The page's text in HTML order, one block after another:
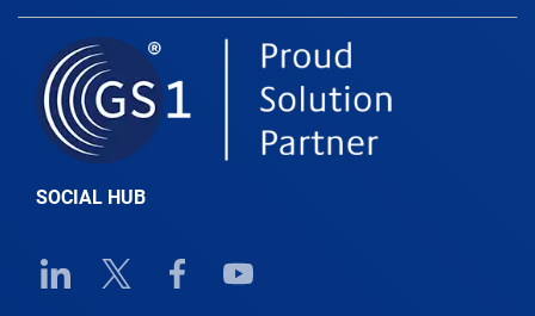
Belgium
Belize
SOCIAL HUB
Linkedin URL link
Twitter URL linkFacebook URL link
Youtube URL link